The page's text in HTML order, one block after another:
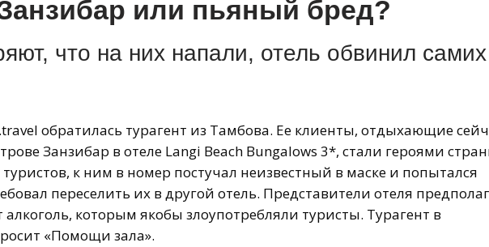
или пьяный бред?
что на них напали, отель обвинил самих
обратилась турагент из Тамбова. Ее клиенты, отдыхающие
Занзибар в отеле Langi Beach Bungalows 3*, стали героями
к ним в номер постучал неизвестный в маске и попытался
переселить их в другой отель. Представители отеля
алкоголь, которым якобы злоупотребляли туристы. Турагент в
«Помощи зала».